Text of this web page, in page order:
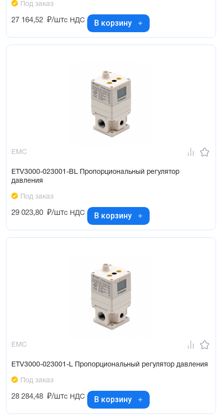
Под заказ
27 164,52 ₽/штс НДС В корзину
EMC
ETV3000-023001-BL Пропорциональный регулятор
давления
Под заказ
29 023,80 ₽/штс НДС В корзину
EMC
ETV3000-023001-L Пропорциональный регулятор давления
Под заказ
28 284,48 ₽/штс НДС В корзину